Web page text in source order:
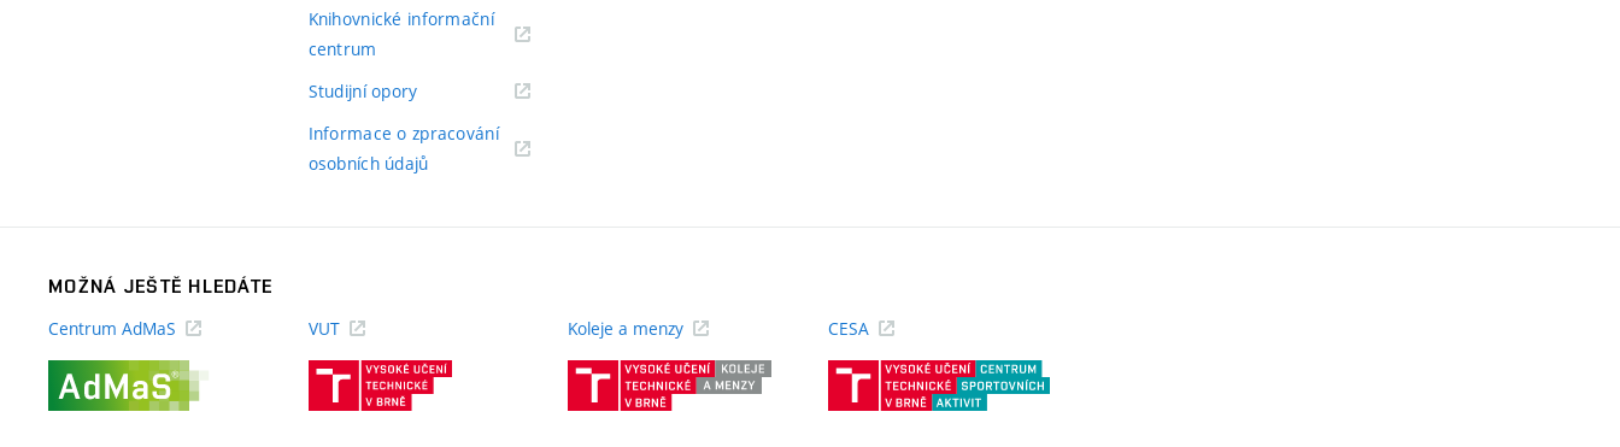
Knihovnické informační
centrum
Studijní opory(externí
Informace o zpracování
osobních údajů(externí
MOŽNÁ JEŠTĚ HLEDÁTE
Centrum AdMaS
VUT
(externí
Koleje a menzy
(externí
CESA